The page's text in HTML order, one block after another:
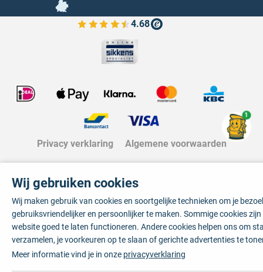
4.68
Bekijk de verfplaza beoordelingen
Privacy verklaring Algemene voorwaarden
Wij gebruiken cookies
Wij maken gebruik van cookies en soortgelijke technieken om je
gebruiksvriendelijker en persoonlijker te maken. Sommige cookies
website goed te laten functioneren. Andere cookies helpen ons om
verzamelen, je voorkeuren op te slaan of gerichte advertenties te
Meer informatie vind je in onze privacyverklaring
1